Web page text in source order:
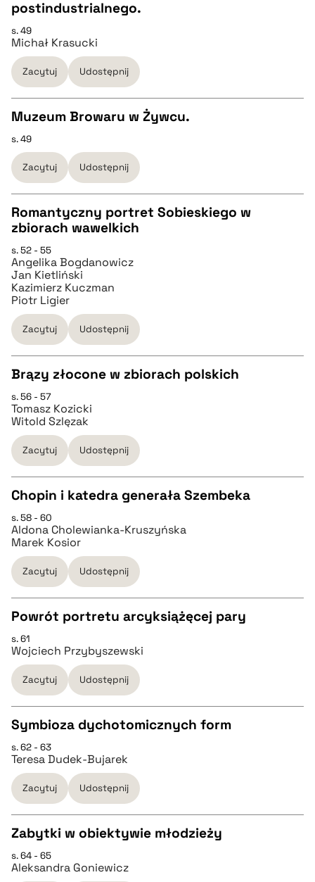
pobierz cytat
BIBTEX
postindustrialnego.
s. 49
Michał Krasucki
Zacytuj Udostępnij
CZYSTY TEKST
pobierz cytat
BIBTEX
pobierz cytat
Muzeum Browaru w Żywcu.
s. 49
Zacytuj Udostępnij
pobierz cytat
BIBTEX
Romantyczny portret Sobieskiego w
zbiorach wawelkich
s. 52 - 55
Angelika Bogdanowicz
Jan Kietliński
Kazimierz Kuczman
Piotr Ligier
Zacytuj Udostępnij
CZYSTY TEKST
pobierz cytat
pobierz cytat
Brązy złocone w zbiorach polskich
s. 56 - 57
Tomasz Kozicki
Witold Szlęzak
Zacytuj Udostępnij
CZYSTY TEKST
pobierz cytat
pobierz cytat
Chopin i katedra generała Szembeka
s. 58 - 60
Aldona Cholewianka-Kruszyńska
Marek Kosior
Zacytuj Udostępnij
CZYSTY TEKST
pobierz cytat
BIBTEX
pobierz cytat
Powrót portretu arcyksiążęcej pary
s. 61
Wojciech Przybyszewski
Zacytuj Udostępnij
CZYSTY TEKST
pobierz cytat
BIBTEX
pobierz cytat
Symbioza dychotomicznych form
s. 62 - 63
Teresa Dudek-Bujarek
Zacytuj Udostępnij
CZYSTY TEKST
Zabytki w obiektywie młodzieży
s. 64 - 65
Aleksandra Goniewicz